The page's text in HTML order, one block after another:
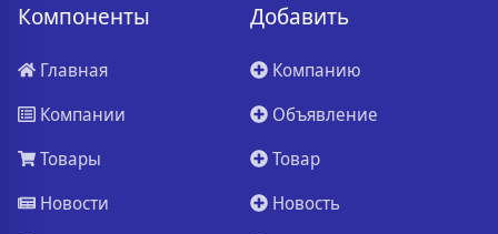
Компоненты
Главная
Компании
Товары
Новости
Добавить
Компанию
Объявление
Товар
Новость